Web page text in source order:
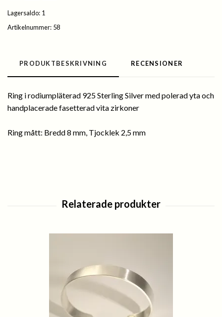
Lagersaldo: 1
Artikelnummer: 58
PRODUKTBESKRIVNING RECENSIONER
Ring i rodiumpläterad 925 Sterling Silver med polerad yta och
handplacerade fasetterad vita zirkoner
Ring mått: Bredd 8 mm, Tjocklek 2,5 mm